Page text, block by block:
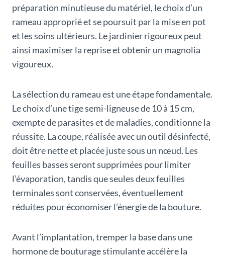
préparation minutieuse du matériel, le choix d’un
rameau approprié et se poursuit par la mise en pot
et les soins ultérieurs. Le jardinier rigoureux peut
ainsi maximiser la reprise et obtenir un magnolia
vigoureux.
La sélection du rameau est une étape fondamentale.
Le choix d’une tige semi-ligneuse de 10 à 15 cm,
exempte de parasites et de maladies, conditionne la
réussite. La coupe, réalisée avec un outil désinfecté,
doit être nette et placée juste sous un nœud. Les
feuilles basses seront supprimées pour limiter
l’évaporation, tandis que seules deux feuilles
terminales sont conservées, éventuellement
réduites pour économiser l’énergie de la bouture.
Avant l’implantation, tremper la base dans une
hormone de bouturage stimulante accélère la